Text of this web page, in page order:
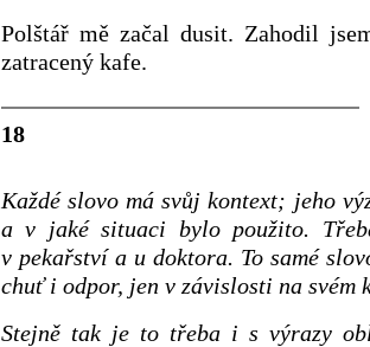
Polštář mě začal dusit. Zahodil
zatracený kafe.
18
Každé slovo má svůj kontext; jeho
a v jaké situaci bylo použito.
v pekařství a u doktora. To samé
chuť i odpor, jen v závislosti na svém
Stejně tak je to třeba i s výrazy